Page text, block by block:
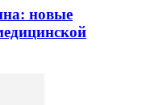
новые